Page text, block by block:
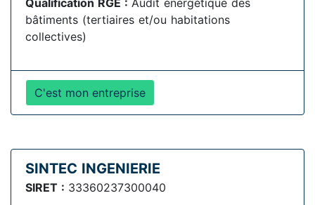
Qualification RGE : Audit énergétique des
bâtiments (tertiaires et/ou habitations
collectives)
C'est mon entreprise
SINTEC INGENIERIE
SIRET : 33360237300040